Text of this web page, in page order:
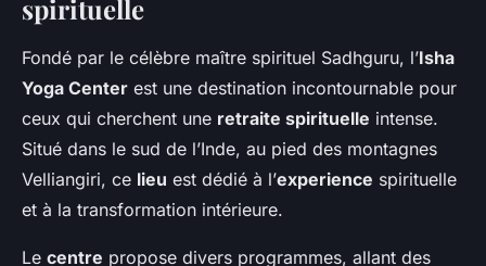
spirituelle
Fondé par le célèbre maître spirituel Sadhguru, l’Isha
Yoga Center est une destination incontournable pour
ceux qui cherchent une retraite spirituelle intense.
Situé dans le sud de l’Inde, au pied des montagnes
Velliangiri, ce lieu est dédié à l’experience spirituelle
et à la transformation intérieure.
Le centre propose divers programmes, allant des